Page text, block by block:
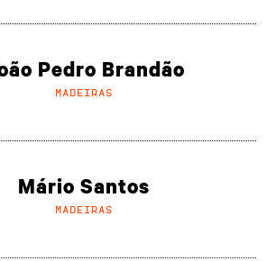
Pedro Brandão
MADEIRAS
Mário Santos
MADEIRAS